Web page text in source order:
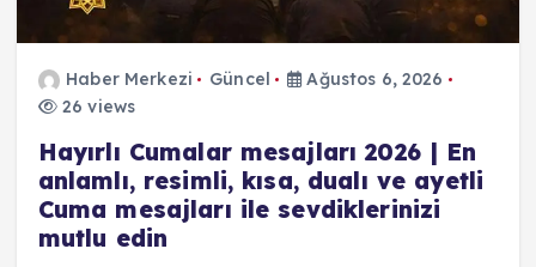
Haber Merkezi Güncel
Ağustos 6, 2026
26 views
Hayırlı Cumalar mesajları 2026 | En
anlamlı, resimli, kısa, dualı ve ayetli
Cuma mesajları ile sevdiklerinizi
mutlu edin